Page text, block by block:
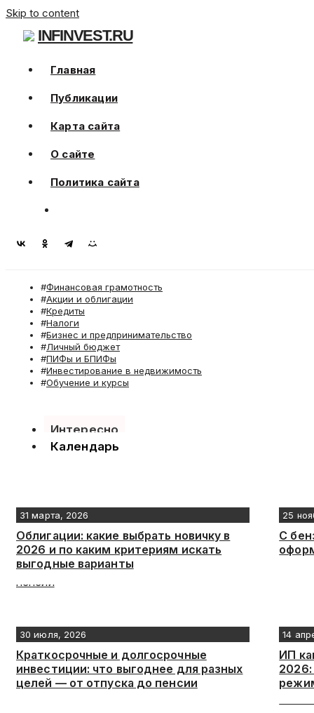
Skip to content
INFINVEST.RU
Главная
Публикации
Карта сайта
О сайте
Политика сайта
Финансовая грамотность
Акции и облигации
Кредиты
Налоги
Бизнес и предпринимательство
Личный бюджет
ПИФы и БПИФы
Инвестирование в недвижимость
Обучение и курсы
Интересно
Календарь
31 марта, 2026
Облигации: какие выбрать новичку в
2026 и по каким критериям искать
выгодные варианты
25
С
30 июля, 2026
Краткосрочные и долгосрочные
инвестиции: что выгоднее для разных
целей — от отпуска до пенсии
14
ИП
2026: